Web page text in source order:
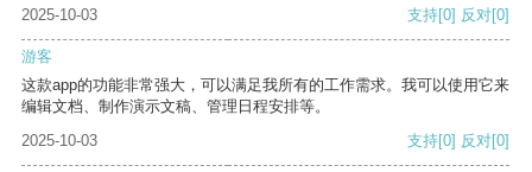
2025-10-03 支持[0] 反对[0]
游客
这款app的功能非常强大，可以满足我所有的工作需求。我可以使用它来
编辑文档、制作演示文稿、管理日程安排等。
2025-10-03
支持[0] 反对[0]